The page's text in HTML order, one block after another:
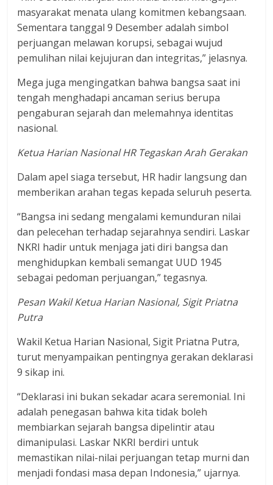
masyarakat menata ulang komitmen kebangsaan.
Sementara tanggal 9 Desember adalah simbol
perjuangan melawan korupsi, sebagai wujud
pemulihan nilai kejujuran dan integritas,” jelasnya.
Mega juga mengingatkan bahwa bangsa saat ini
tengah menghadapi ancaman serius berupa
pengaburan sejarah dan melemahnya identitas
nasional.
Ketua Harian Nasional HR Tegaskan Arah Gerakan
Dalam apel siaga tersebut, HR hadir langsung dan
memberikan arahan tegas kepada seluruh peserta.
“Bangsa ini sedang mengalami kemunduran nilai
dan pelecehan terhadap sejarahnya sendiri. Laskar
NKRI hadir untuk menjaga jati diri bangsa dan
menghidupkan kembali semangat UUD 1945
sebagai pedoman perjuangan,” tegasnya.
Pesan Wakil Ketua Harian Nasional, Sigit Priatna
Putra
Wakil Ketua Harian Nasional, Sigit Priatna Putra,
turut menyampaikan pentingnya gerakan deklarasi
9 sikap ini.
“Deklarasi ini bukan sekadar acara seremonial. Ini
adalah penegasan bahwa kita tidak boleh
membiarkan sejarah bangsa dipelintir atau
dimanipulasi. Laskar NKRI berdiri untuk
memastikan nilai-nilai perjuangan tetap murni dan
menjadi fondasi masa depan Indonesia,” ujarnya.